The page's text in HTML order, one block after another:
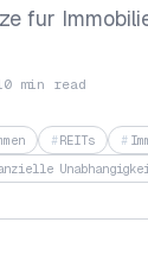
fur
min read
REITs